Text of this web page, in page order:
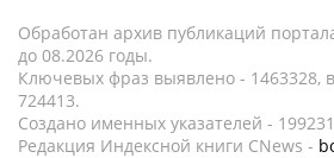
Обработан архив публикаций
до 08.2026 годы.
Ключевых фраз выявлено - 1463328,
724413.
Создано именных указателей -
Редакция Индексной книги CNews -